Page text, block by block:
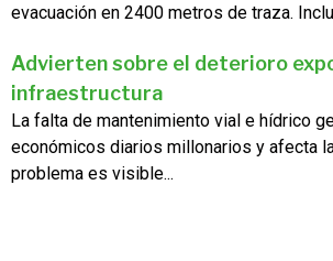
evacuación en 2400 metros de traza.
Advierten sobre el deterioro
infraestructura
La falta de mantenimiento vial e hídrico
económicos diarios millonarios y afecta
problema es visible...